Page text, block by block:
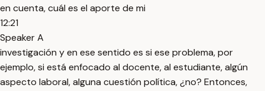
en cuenta, cuál es el aporte de mi
12:21
Speaker A
investigación y en ese sentido es si ese problema, por
ejemplo, si está enfocado al docente, al estudiante, algún
aspecto laboral, alguna cuestión política, ¿no? Entonces,